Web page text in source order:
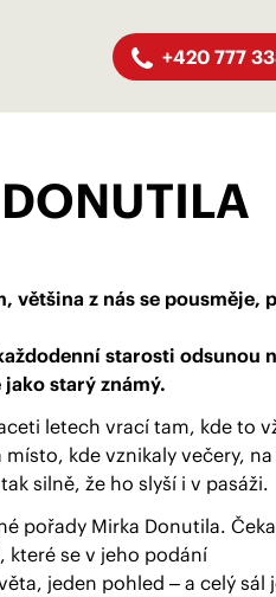
+420 777
většina z nás se pousměje,
starosti odsunou
starý známý.
letech vrací tam, kde to
kde vznikaly večery,
silně, že ho slyší i v pasáži.
pořady Mirka Donutila.
které se v jeho podání
jeden pohled – a celý sál